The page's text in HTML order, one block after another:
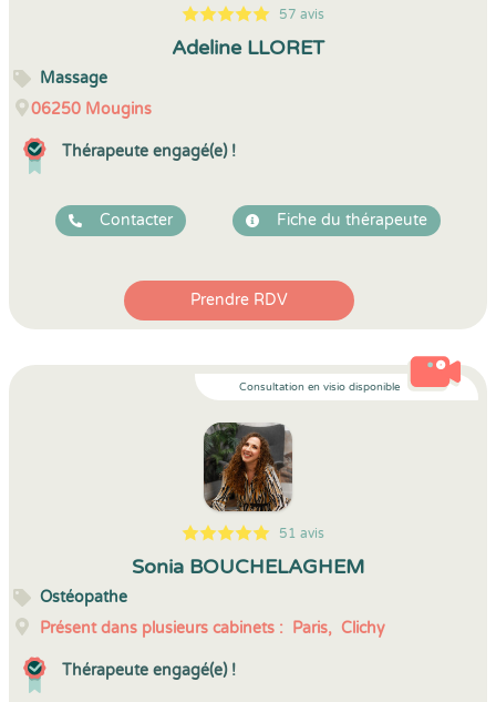
5
1
5
57 57 avis
Adeline LLORET
Massage
06250 Mougins
Thérapeute engagé(e) !
Contacter Fiche du thérapeute
Prendre RDV
Consultation en visio disponible
5
1
5
51 51 avis
Sonia BOUCHELAGHEM
Ostéopathe
Présent dans plusieurs cabinets : Paris, Clichy
Thérapeute engagé(e) !